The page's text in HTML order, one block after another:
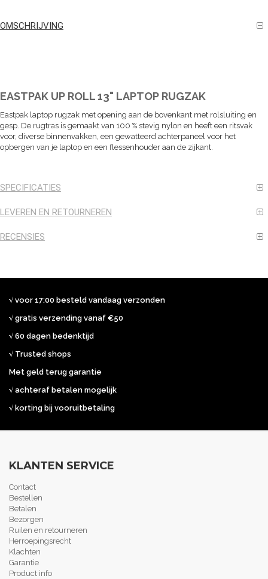
OMSCHRIJVING
EASTPAK UP ROLL 13" LAPTOP RUGZAK
Eastpak laptop rugzak met opening aan de bovenkant met rolsluiting en
gesp. De rugtras is gemaakt van 100 % stevig nylon en heeft een ritsvak
voor, diverse binnenvakken, een gewatteerd achterpaneel voor het
opbergen van je laptop en een flessenhouder aan de zijkant.
SPECIFICATIES
LEVEREN EN RETOURNEREN
RECENSIES
√ voor 17:00 besteld vandaag verzonden
√ gratis verzending vanaf €50
√ 60 dagen bedenktijd
√ Trusted shops
Met geld terug garantie
√ achteraf betalen mogelijk
√ korting bij vooruitbetaling
KLANTEN SERVICE
Contact
Bestellen
Betalen
Bezorgen
Ruilen en retourneren
Herroepingsrecht
Klachten
Garantie
Product info